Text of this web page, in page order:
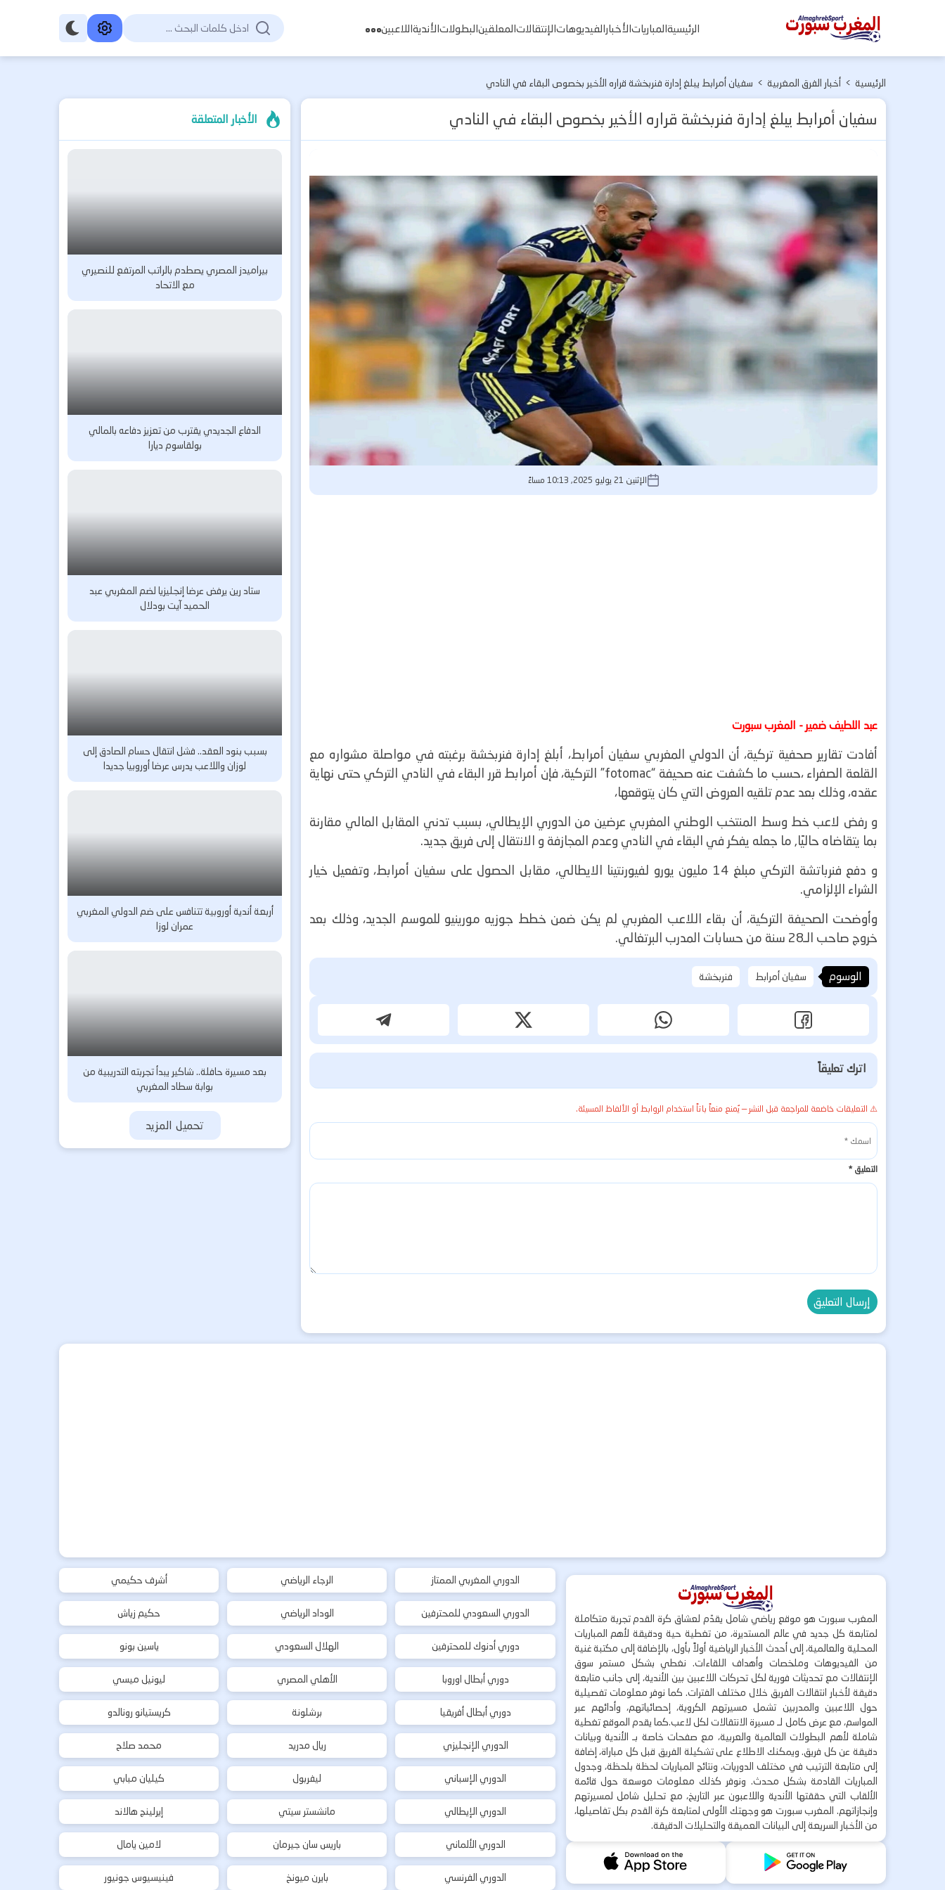
المغرب
الرئيسيةالمبارياتالأخبارالفيديوهاتالإنتقالاتالمعلقينالبطولاتالأنديةاللاعبين
الرئيسية > أخبار الفرق المغربية > سفيان أمرابط يبلغ إدارة فنربخشة قراره الأخير بخصوص البقاء في النادي
سفيان أمرابط يبلغ إدارة فنربخشة قراره الأخير بخصوص البقاء في النادي
الإثنين 21 يوليو 2025, 10:13 مساءً
عبد اللطيف ضمير - المغرب سبورت
أفادت تقارير صحفية تركية، أن الدولي المغربي سفيان أمرابط، أبلغ إدارة فنربخشة برغبته في مواصلة مشواره مع
القلعة الصفراء ،حسب ما كشفت عنه صحيفة “fotomac” التركية، فإن أمرابط قرر البقاء في النادي التركي حتى نهاية
عقده، وذلك بعد عدم تلقيه العروض التي كان يتوقعها،
و رفض لاعب خط وسط المنتخب الوطني المغربي عرضين من الدوري الإيطالي، بسبب تدني المقابل المالي مقارنة
بما يتقاضاه حاليًا, ما جعله يفكر في البقاء في النادي وعدم المجازفة و الانتقال إلى فريق جديد.
و دفع فنرباتشة التركي مبلغ 14 مليون يورو لفيورنتينا الايطالي، مقابل الحصول على سفيان أمرابط، وتفعيل خيار
الشراء الإلزامي.
وأوضحت الصحيفة التركية، أن بقاء اللاعب المغربي لم يكن ضمن خطط جوزيه مورينيو للموسم الجديد، وذلك بعد
خروج صاحب الـ28 سنة من حسابات المدرب البرتغالي.
الوسوم سفيان أمرابط فنربخشة
اترك تعليقاً
⚠️ التعليقات خاضعة للمراجعة قبل النشر — يُمنع منعاً باتاً استخدام الروابط أو الألفاظ المسيئة.
التعليق*
الأخبار المتعلقة
بيراميدز المصري يصطدم بالراتب المرتفع للنصيري
مع الاتحاد
الدفاع الجديدي يقترب من تعزيز دفاعه بالمالي
بولقاسوم ديارا
ستاد رين يرفض عرضا إنجليزيا لضم المغربي عبد
الحميد آيت بودلال
بسبب بنود العقد.. فشل انتقال حسام الصادق إلى
لوزان واللاعب يدرس عرضا أوروبيا جديدا
أربعة أندية أوروبية تتنافس على ضم الدولي المغربي
عمران لوزا
بعد مسيرة حافلة.. شاكير يبدأ تجربته التدريبية من
بوابة سطاد المغربي
تحميل المزيد
المغرب سبورت هو موقع رياضي شامل يقدّم لعشاق كرة القدم تجربة متكاملة
لمتابعة كل جديد في عالم المستديرة، من تغطية حية ودقيقة لأهم المباريات
المحلية والعالمية، إلى أحدث الأخبار الرياضية أولاً بأول، بالإضافة إلى مكتبة غنية
من الفيديوهات وملخصات وأهداف اللقاءات. نغطي بشكل مستمر سوق
الإنتقالات مع تحديثات فورية لكل تحركات اللاعبين بين الأندية، إلى جانب متابعة
دقيقة لأخبار انتقالات الفريق خلال مختلف الفترات. كما نوفر معلومات تفصيلية
حول اللاعبين والمدربين تشمل مسيرتهم الكروية، إحصائياتهم، وأدائهم عبر
المواسم، مع عرض كامل لـ مسيرة الانتقالات لكل لاعب.كما يقدم الموقع تغطية
شاملة لأهم البطولات العالمية والعربية، مع صفحات خاصة بـ الأندية وبيانات
دقيقة عن كل فريق. ويمكنك الاطلاع على تشكيلة الفريق قبل كل مباراة، إضافة
إلى متابعة الترتيب في مختلف الدوريات، ونتائج المباريات لحظة بلحظة، وجدول
المباريات القادمة بشكل محدث. ونوفر كذلك معلومات موسعة حول قائمة
الألقاب التي حققتها الأندية واللاعبون عبر التاريخ، مع تحليل شامل لمسيرتهم
وإنجازاتهم. المغرب سبورت هو وجهتك الأولى لمتابعة كرة القدم بكل تفاصيلها،
من الأخبار السريعة إلى البيانات العميقة والتحليلات الدقيقة.
الدوري المغربي الممتاز
الدوري السعودي للمحترفين
دوري أدنوك للمحترفين
دوري أبطال اوروبا
دوري أبطال أفريقيا
الدوري الإنجليزي
الدوري الإسباني
الدوري الإيطالي
الدوري الألماني
الدوري الفرنسي
الرجاء الرياضي
الوداد الرياضي
الهلال السعودي
الأهلي المصري
برشلونة
ريال مدريد
ليفربول
مانشستر سيتي
باريس سان جيرمان
بايرن ميونخ
أشرف حكيمي
حكيم زياش
ياسين بونو
ليونيل ميسي
كريستيانو رونالدو
محمد صلاح
كيليان مبابي
إيرلينج هالاند
لامين يامال
فينيسيوس جونيور